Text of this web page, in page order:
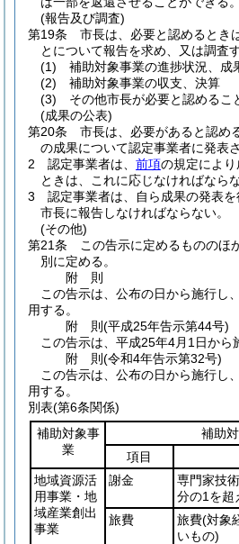
(報告及び調査)
第19条
市長は、必要と認めるとき
とについて報告を求め、又は調査
(1)
補助対象事業の進捗状況、成
(2)
補助対象事業の収支、決算
(3)
その他市長が必要と認めるこ
(成果の公表)
第20条
市長は、必要があると認め
の成果について認定事業者に発表
2
認定事業者は、 前項の規定によ
ときは、これに応じなければならな
3
認定事業者は、自ら成果の発表
市長に報告しなければならない。
(その他)
第21条
この告示に定めるもののほ
別に定める。
附 則
この告示は、公布の日から施行し
用する。
附 則(平成25年告示第44号)
この告示は、平成25年4月1日から
附 則(令和4年告示第32号)
この告示は、公布の日から施行し
用する。
別表(第6条関係)
補助対象事
業
補助
項目
地域資源活
用事業・地
域産業創出
事業
謝金 専門家技
分の1を超
旅費
旅費(対象
いもの)